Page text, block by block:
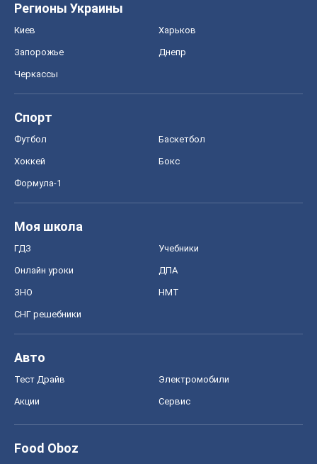
Регионы Украины
Киев Харьков
Запорожье Днепр
Черкассы
Спорт
Футбол Баскетбол
Хоккей Бокс
Формула-1
Моя школа
ГДЗ Учебники
Онлайн уроки ДПА
ЗНО НМТ
СНГ решебники
Авто
Тест Драйв Электромобили
Акции Сервис
Food Oboz